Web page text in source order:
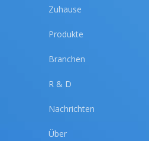
Zuhause
Produkte
Branchen
R & D
Nachrichten
Über